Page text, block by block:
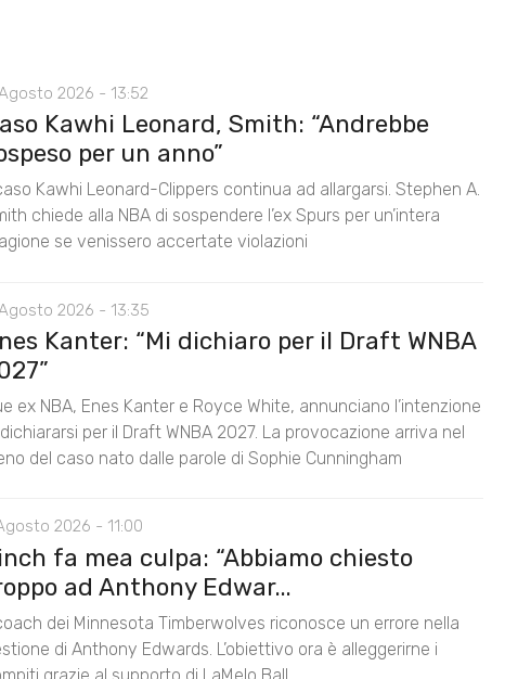
2026 - 13:52
Kawhi Leonard, Smith: “Andrebbe
per un anno”
caso Kawhi Leonard-Clippers continua ad allargarsi. Stephen A.
chiede alla NBA di sospendere l’ex Spurs per un’intera
se venissero accertate violazioni
2026 - 13:35
Kanter: “Mi dichiaro per il Draft WNBA
ex NBA, Enes Kanter e Royce White, annunciano l’intenzione
per il Draft WNBA 2027. La provocazione arriva nel
del caso nato dalle parole di Sophie Cunningham
2026 - 11:00
fa mea culpa: “Abbiamo chiesto
ad Anthony Edwar...
dei Minnesota Timberwolves riconosce un errore nella
di Anthony Edwards. L’obiettivo ora è alleggerirne i